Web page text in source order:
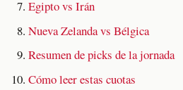
Egipto vs Irán
Nueva Zelanda vs Bélgica
Resumen de picks de la jornada
Cómo leer estas cuotas